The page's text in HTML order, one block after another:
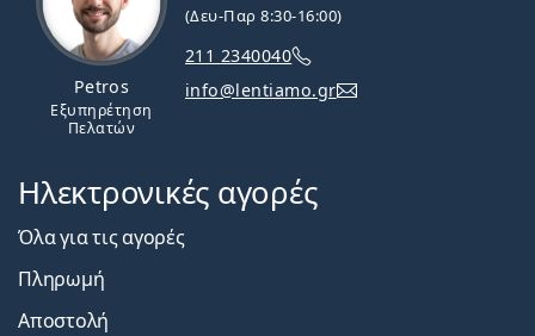
Petros
Εξυπηρέτηση
Πελατών
(Δευ-Παρ 8:30-16:00)
211 2340040
info@lentiamo.gr
Ηλεκτρονικές αγορές
Όλα για τις αγορές
Πληρωμή
Αποστολή